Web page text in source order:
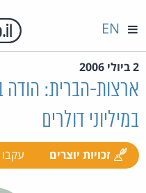
EN
2 ביולי 2006
ארצות-הברית: הודה
במיליוני דולרים
זכויות יוצרים עקבו